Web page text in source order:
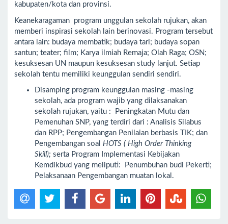
kabupaten/kota dan provinsi.
Keanekaragaman program unggulan sekolah rujukan, akan
memberi inspirasi sekolah lain berinovasi. Program tersebut
antara lain: budaya membatik; budaya tari; budaya sopan
santun; teater; film; Karya ilmiah Remaja; Olah Raga; OSN;
kesuksesan UN maupun kesuksesan study lanjut. Setiap
sekolah tentu memiliki keunggulan sendiri sendiri.
Disamping program keunggulan masing -masing
sekolah, ada program wajib yang dilaksanakan
sekolah rujukan, yaitu : Peningkatan Mutu dan
Pemenuhan SNP, yang terdiri dari : Analisis Silabus
dan RPP; Pengembangan Penilaian berbasis TIK; dan
Pengembangan soal HOTS ( High Order Thinking
Skill); serta Program Implementasi Kebijakan
Kemdikbud yang meliputi: Penumbuhan budi Pekerti;
Pelaksanaan Pengembangan muatan lokal.